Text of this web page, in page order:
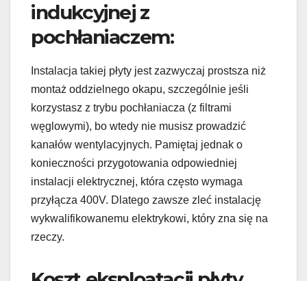
indukcyjnej z
pochłaniaczem:
Instalacja takiej płyty jest zazwyczaj prostsza niż
montaż oddzielnego okapu, szczególnie jeśli
korzystasz z trybu pochłaniacza (z filtrami
węglowymi), bo wtedy nie musisz prowadzić
kanałów wentylacyjnych. Pamiętaj jednak o
konieczności przygotowania odpowiedniej
instalacji elektrycznej, która często wymaga
przyłącza 400V. Dlatego zawsze zleć instalację
wykwalifikowanemu elektrykowi, który zna się na
rzeczy.